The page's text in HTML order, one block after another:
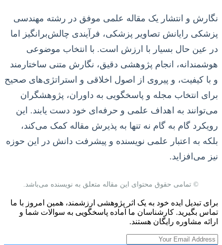
نگارش و انتشار یک مقاله علمی موفق در رشته مهندسی
پزشکی رایانش تصاویر پزشکی، فرآیندی چالش‌برانگیز اما
در عین حال بسیار با ارزش است. با انتخاب موضوعی
هوشمندانه، انجام پژوهشی دقیق، نگارش متنی ساختارمند
و با کیفیت، و پیروی از اصول اخلاقی و استراتژی‌های صحیح
برای انتخاب مجله و پاسخگویی به داوران، پژوهشگران
می‌توانند به اهداف علمی و حرفه‌ای خود دست یابند. این
رویکرد گام به گام نه تنها به پذیرش مقاله کمک می‌کند،
بلکه به اعتبار علمی نویسنده و پیشرفت دانش در این حوزه
نیز می‌افزاید.
© تمامی حقوق محتوای این مقاله متعلق به نویسنده می‌باشد.
برای تبدیل ایده خود به یک اثر پژوهشی ارزشمند، همین امروز با ما
تماس بگیرید. کارشناسان ما آماده پاسخگویی به سوالات شما و
ارائه مشاوره رایگان هستند.